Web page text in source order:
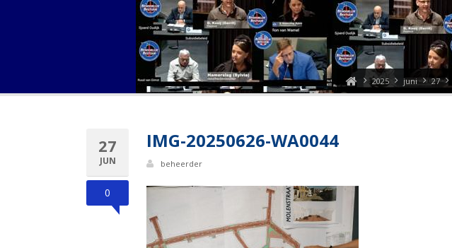
2025 juni 27
27
JUN
0
IMG-20250626-WA0044
beheerder